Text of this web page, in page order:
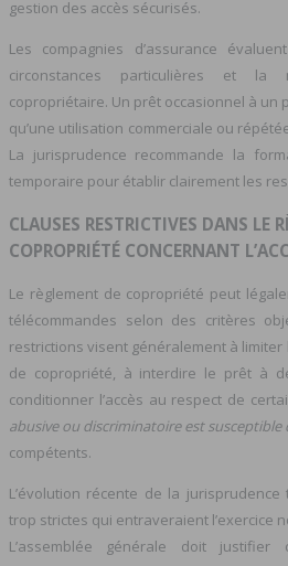
gestion des accès sécurisés.
Les compagnies d’assurance
circonstances particulières et la
copropriétaire. Un prêt occasionnel à un
qu’une utilisation commerciale ou
La jurisprudence recommande la
temporaire pour établir clairement les
CLAUSES RESTRICTIVES DANS LE
COPROPRIÉTÉ CONCERNANT
Le règlement de copropriété peut
télécommandes selon des critères
restrictions visent généralement à
de copropriété, à interdire le prêt à
conditionner l’accès au respect de
abusive ou discriminatoire est susceptible
compétents.
L’évolution récente de la
trop strictes qui entraveraient l’exercice
L’assemblée générale doit